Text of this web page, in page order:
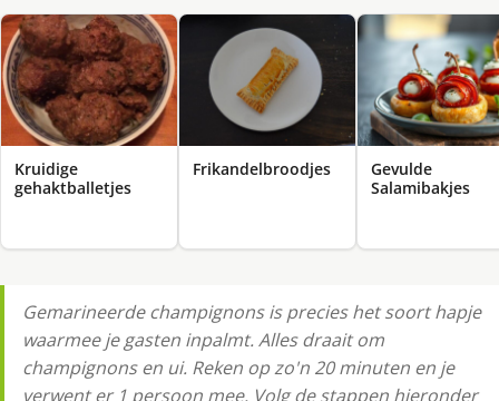
Kruidige
gehaktballetjes
Frikandelbroodjes
Gevulde
Salamibakjes
Gemarineerde champignons is precies het soort hapje
waarmee je gasten inpalmt. Alles draait om
champignons en ui. Reken op zo'n 20 minuten en je
verwent er 1 persoon mee. Volg de stappen hieronder